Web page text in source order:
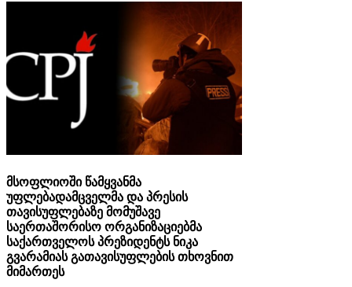
მსოფლიოში წამყვანმა
უფლებადამცველმა და პრესის
თავისუფლებაზე მომუშავე
საერთაშორისო ორგანიზაციებმა
საქართველოს პრეზიდენტს ნიკა
გვარამიას გათავისუფლების თხოვნით
მიმართეს